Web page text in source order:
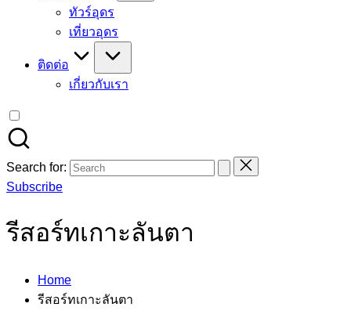
ทัวร์อุดร
เที่ยวอุดร
ติดต่อ
เกี่ยวกับเรา
Search for:
Subscribe
รีสอร์ทเกาะลันตา
Home
รีสอร์ทเกาะลันตา